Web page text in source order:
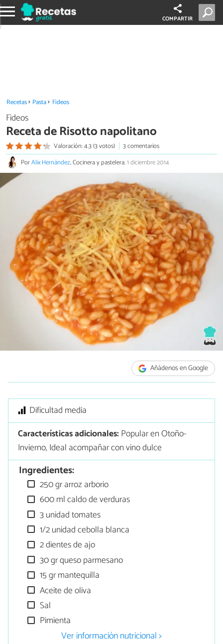
COMPARTIR
Recetas Pasta Fideos
Fideos
Receta de Risotto napolitano
Valoración: 4.3 (3 votos)
3 comentarios
PorAlix Hernández, Cocinera y pastelera.1 diciembre 2014
Añádenos en Google
Dificultad media
Características adicionales: Popular en Otoño-
Invierno, Ideal acompañar con vino dulce
Ingredientes:
250 gr arroz arborio
600 ml caldo de verduras
3 unidad tomates
1/2 unidad cebolla blanca
2 dientes de ajo
30 gr queso parmesano
15 gr mantequilla
Aceite de oliva
Sal
Pimienta
Ver información nutricional >